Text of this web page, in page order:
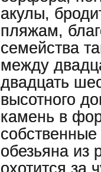
акулы,
пляжам,
семейства
между
двадцать
высотного
камень в
обезьяна из